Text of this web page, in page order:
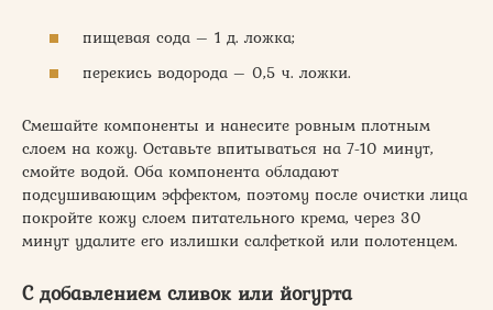
пищевая сода – 1 д. ложка;
перекись водорода – 0,5 ч. ложки.
Смешайте компоненты и нанесите ровным плотным
слоем на кожу. Оставьте впитываться на 7-10 минут,
смойте водой. Оба компонента обладают
подсушивающим эффектом, поэтому после очистки лица
покройте кожу слоем питательного крема, через 30
минут удалите его излишки салфеткой или полотенцем.
С добавлением сливок или йогурта